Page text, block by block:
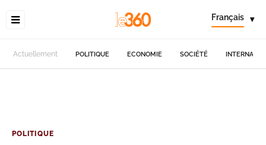
Français ▾
Actuellement POLITIQUE ECONOMIE SOCIÉTÉ
POLITIQUE